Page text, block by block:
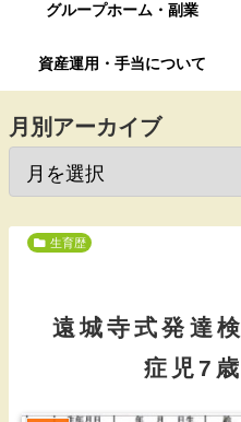
グループホーム・副業
資産運用・手当について
月別アーカイブ
生育歴
遠城寺式発達
症児7